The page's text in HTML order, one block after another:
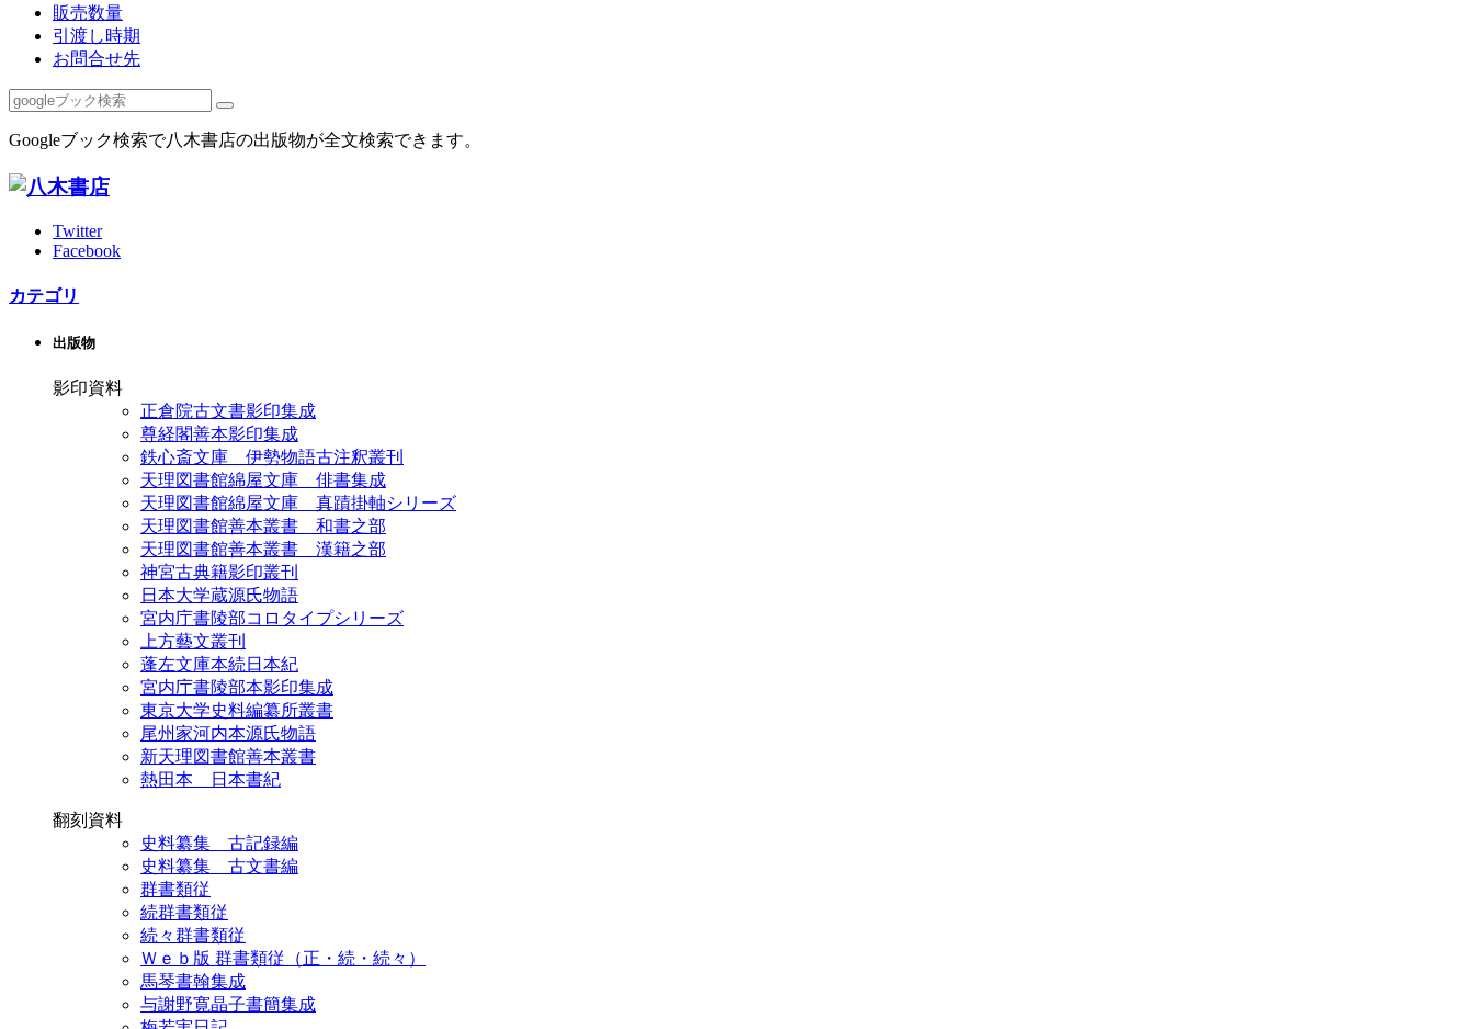
販売数量
引渡し時期
お問合せ先
Googleブック検索で八木書店の出版物が全文検索できます。
Twitter
Facebook
カテゴリ
出版物
影印資料
正倉院古文書影印集成
尊経閣善本影印集成
鉄心斎文庫 伊勢物語古注釈叢刊
天理図書館綿屋文庫 俳書集成
天理図書館綿屋文庫 真蹟掛軸シリーズ
天理図書館善本叢書 和書之部
天理図書館善本叢書 漢籍之部
神宮古典籍影印叢刊
日本大学蔵源氏物語
宮内庁書陵部コロタイプシリーズ
上方藝文叢刊
蓬左文庫本続日本紀
宮内庁書陵部本影印集成
東京大学史料編纂所叢書
尾州家河内本源氏物語
新天理図書館善本叢書
熱田本 日本書紀
翻刻資料
史料纂集 古記録編
史料纂集 古文書編
群書類従
続群書類従
続々群書類従
Ｗｅｂ版 群書類従（正・続・続々）
馬琴書翰集成
与謝野寛晶子書簡集成